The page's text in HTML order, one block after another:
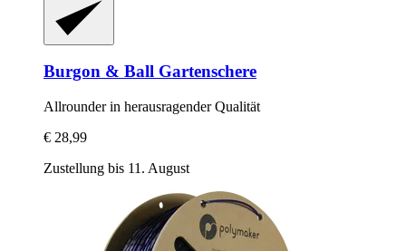
Burgon & Ball Gartenschere
Allrounder in herausragender Qualität
€ 28,99
Zustellung bis 11. August